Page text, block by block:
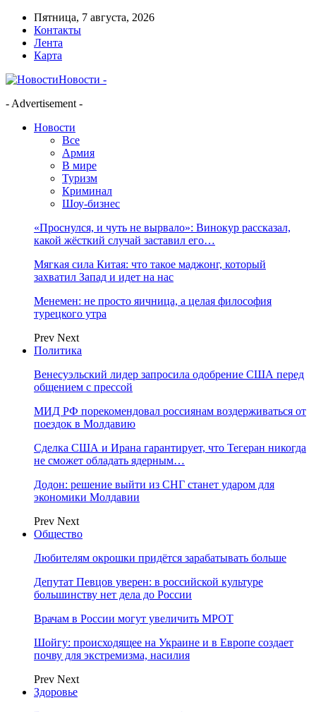
Пятница, 7 августа, 2026
Контакты
Лента
Карта
Новости -
- Advertisement -
Новости
Все
Армия
В мире
Туризм
Криминал
Шоу-бизнес
«Проснулся, и чуть не вырвало»: Винокур рассказал,
какой жёсткий случай заставил его…
Мягкая сила Китая: что такое маджонг, который
захватил Запад и идет на нас
Менемен: не просто яичница, а целая философия
турецкого утра
Prev Next
Политика
Венесуэльский лидер запросила одобрение США перед
общением с прессой
МИД РФ порекомендовал россиянам воздерживаться от
поездок в Молдавию
Сделка США и Ирана гарантирует, что Тегеран никогда
не сможет обладать ядерным…
Додон: решение выйти из СНГ станет ударом для
экономики Молдавии
Prev Next
Общество
Любителям окрошки придётся зарабатывать больше
Депутат Певцов уверен: в российской культуре
большинству нет дела до России
Врачам в России могут увеличить МРОТ
Шойгу: происходящее на Украине и в Европе создает
почву для экстремизма, насилия
Prev Next
Здоровье